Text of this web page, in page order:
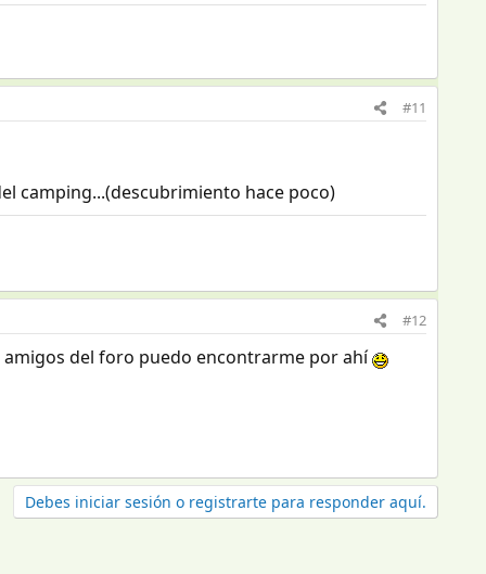
#11
camping...(descubrimiento hace poco)
#12
amigos del foro puedo encontrarme por ahí
Debes iniciar sesión o registrarte para responder aquí.